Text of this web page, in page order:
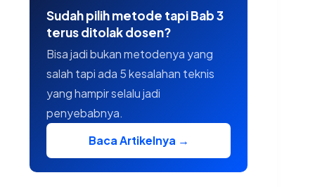
Sudah pilih metode tapi Bab 3
terus ditolak dosen?
Bisa jadi bukan metodenya yang
salah tapi ada 5 kesalahan teknis
yang hampir selalu jadi
penyebabnya.
Baca Artikelnya →